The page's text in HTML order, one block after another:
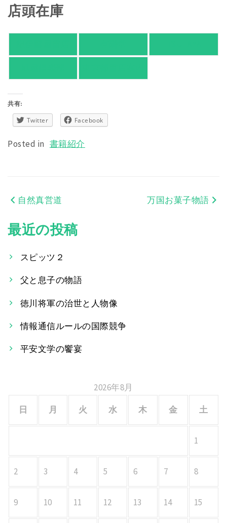
店頭在庫
共有:
Twitter Facebook
Posted in 書籍紹介
投
稿
ビ
ゲ
ー
シ
ョ
自然真営道 万国お菓子物語
最近の投稿
スピッツ２
父と息子の物語
徳川将軍の治世と人物像
情報通信ルールの国際競争
平安文学の饗宴
2026年8月
日
月 火 水 木 金 土
1
2 3 4 5 6 7 8
9 10 11 12 13 14 15